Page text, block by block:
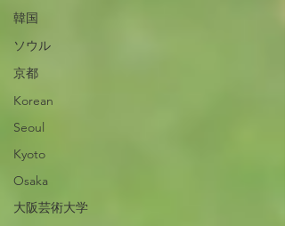
韓国
ソウル
京都
Korean
Seoul
Kyoto
Osaka
大阪芸術大学